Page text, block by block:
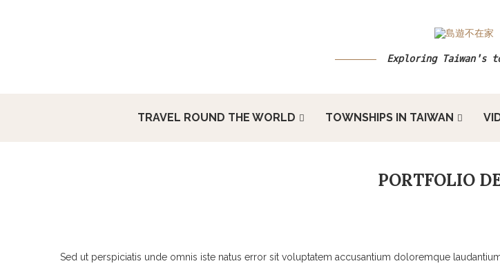
Exploring Taiwan's
TRAVEL ROUND THE WORLD TOWNSHIPS IN TAIWAN
PORTFOLIO
Sed ut perspiciatis unde omnis iste natus error sit voluptatem accusantium doloremque